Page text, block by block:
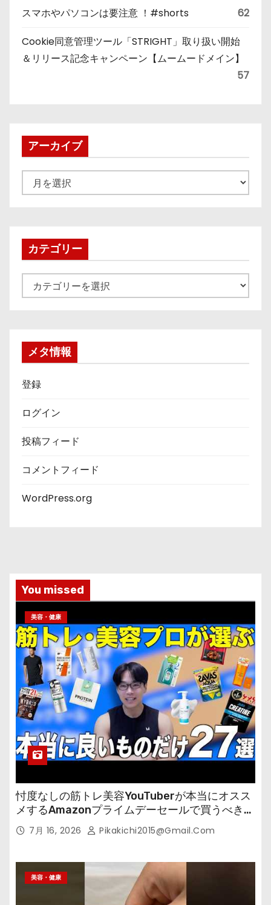
スマホやパソコンは要注意 ！#shorts 62
Cookie同意管理ツール「STRIGHT」取り扱い開始
＆リリース記念キャンペーン【ムームードメイン】
57
アーカイブ
ー
ブカテゴリー
テ
メタ情報
登録
ログイン
投稿フィード
コメントフィード
WordPress.org
You missed
美容・健康
忖度なしの筋トレ美容YouTuberが本当にオスス
メするAmazonプライムデーセールで買うべきも
の 7月 16, 2026 Pikakichi2015@gmail.com
美容・健康